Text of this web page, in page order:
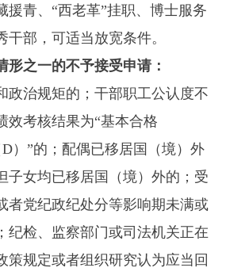
援青、“西老革”挂职、博士服务
干部，可适当放宽条件。
形之一的不予接受申请：
政治规矩的；干部职工公认度不
效考核结果为“基本合格
D）”的；配偶已移居国（境）外
子女均已移居国（境）外的；受
者党纪政纪处分等影响期未满或
纪检、监察部门或司法机关正在
策规定或者组织研究认为应当回